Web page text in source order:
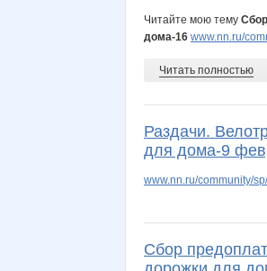
Читайте мою тему
дома-16 www.nn.ru/
Читать полностью
Раздачи.
для дома-9
www.nn.ru/community/
Сбор